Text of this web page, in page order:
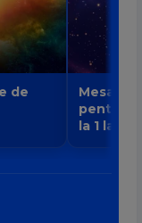
de
Mesajul
pentru
la 1 la 9